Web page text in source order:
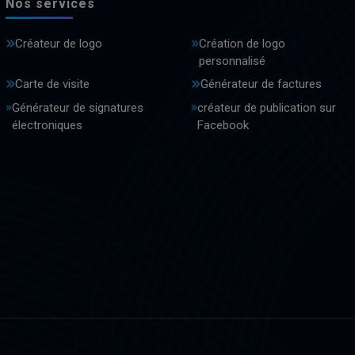
Nos services
Créateur de logo
Création de logo
personnalisé
Carte de visite
Générateur de factures
Générateur de signatures
électroniques
créateur de publication sur
Facebook